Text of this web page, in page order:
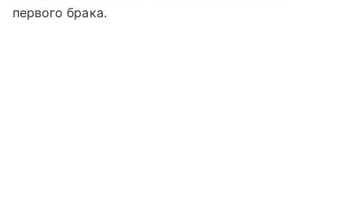
первого брака.